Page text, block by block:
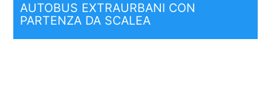
AUTOBUS EXTRAURBANI CON
PARTENZA DA SCALEA